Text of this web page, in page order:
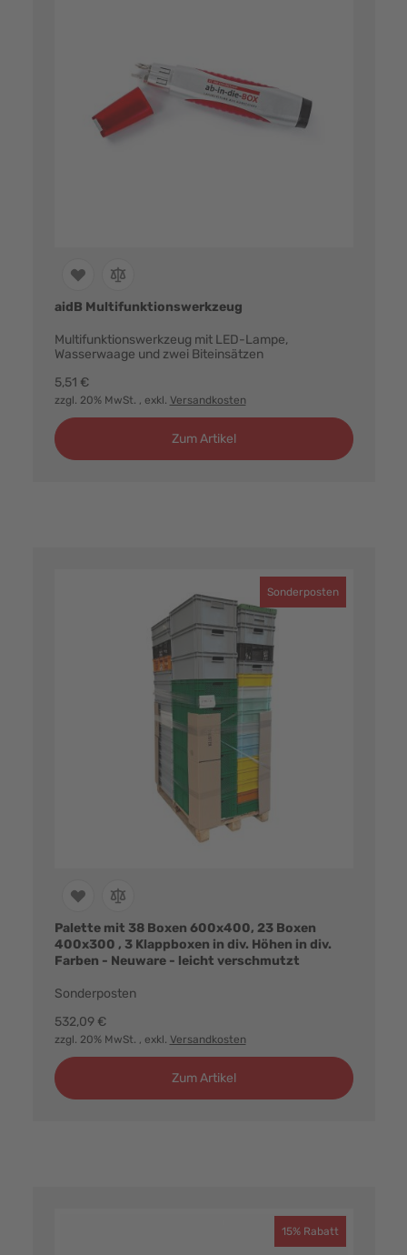
aidB Multifunktionswerkzeug
Multifunktionswerkzeug mit LED-Lampe,
Wasserwaage und zwei Biteinsätzen
5,51 €
zzgl. 20% MwSt. , exkl. Versandkosten
Zum Artikel
Sonderposten
Palette mit 38 Boxen 600x400, 23 Boxen
400x300 , 3 Klappboxen in div. Höhen in div.
Farben - Neuware - leicht verschmutzt
Sonderposten
532,09 €
zzgl. 20% MwSt. , exkl. Versandkosten
Zum Artikel
15% Rabatt